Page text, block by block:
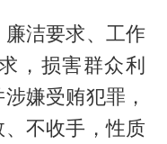
洁要求、工作
，损害群众利
嫌受贿犯罪，
不收手，性质